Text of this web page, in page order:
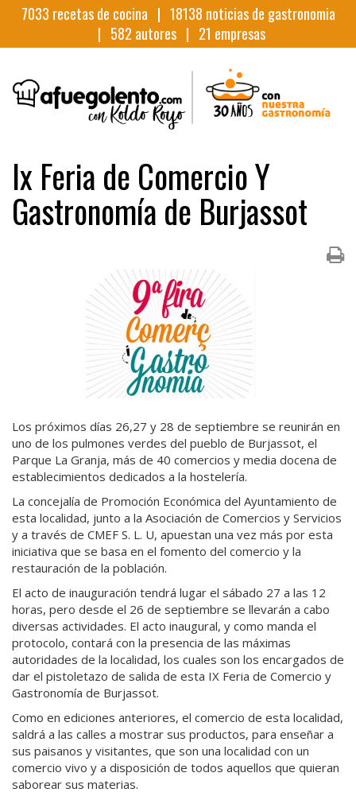
7033 recetas de cocina | 18138 noticias de gastronomia
| 582 autores | 21 empresas
Ix Feria de Comercio Y
Gastronomía de Burjassot
Los próximos días 26,27 y 28 de septiembre se reunirán en
uno de los pulmones verdes del pueblo de Burjassot, el
Parque La Granja, más de 40 comercios y media docena de
establecimientos dedicados a la hostelería.
La concejalía de Promoción Económica del Ayuntamiento de
esta localidad, junto a la Asociación de Comercios y Servicios
y a través de CMEF S. L. U, apuestan una vez más por esta
iniciativa que se basa en el fomento del comercio y la
restauración de la población.
El acto de inauguración tendrá lugar el sábado 27 a las 12
horas, pero desde el 26 de septiembre se llevarán a cabo
diversas actividades. El acto inaugural, y como manda el
protocolo, contará con la presencia de las máximas
autoridades de la localidad, los cuales son los encargados de
dar el pistoletazo de salida de esta IX Feria de Comercio y
Gastronomía de Burjassot.
Como en ediciones anteriores, el comercio de esta localidad,
saldrá a las calles a mostrar sus productos, para enseñar a
sus paisanos y visitantes, que son una localidad con un
comercio vivo y a disposición de todos aquellos que quieran
saborear sus materias.